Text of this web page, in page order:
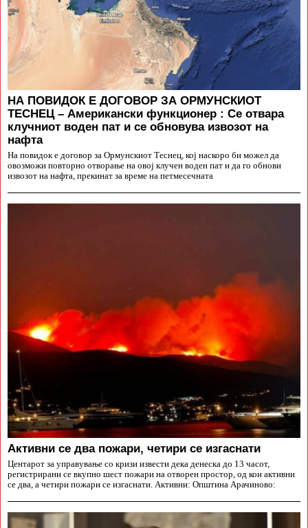
НА ПОВИДОК Е ДОГОВОР ЗА ОРМУНСКИОТ
ТЕСНЕЦ – Американски функционер : Се отвара
клучниот воден пат и се обновува извозот на
нафта
На повидок е договор за Ормунскиот Теснец, кој наскоро би можел да
овозможи повторно отворање на овој клучен воден пат и да го обнови
извозот на нафта, прекинат за време на петмесечната
Aктивни се два пожари, четири се изгаснати
Центарот за управување со кризи извести дека денеска до 13 часот,
регистрирани се вкупно шест пожари на отворен простор, од кои активни
се два, а четири пожари се изгаснати. Активни: Општина Арачиново: